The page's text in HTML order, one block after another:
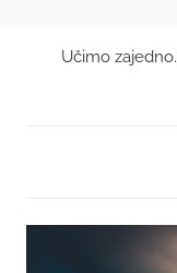
Mama
klupe
Učimo